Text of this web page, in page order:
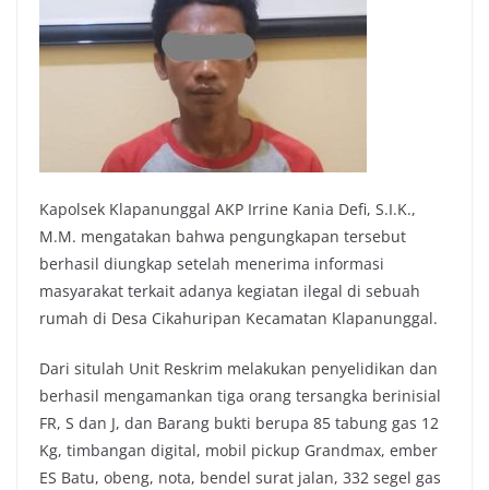
Kapolsek Klapanunggal AKP Irrine Kania Defi, S.I.K.,
M.M. mengatakan bahwa pengungkapan tersebut
berhasil diungkap setelah menerima informasi
masyarakat terkait adanya kegiatan ilegal di sebuah
rumah di Desa Cikahuripan Kecamatan Klapanunggal.
Dari situlah Unit Reskrim melakukan penyelidikan dan
berhasil mengamankan tiga orang tersangka berinisial
FR, S dan J, dan Barang bukti berupa 85 tabung gas 12
Kg, timbangan digital, mobil pickup Grandmax, ember
ES Batu, obeng, nota, bendel surat jalan, 332 segel gas